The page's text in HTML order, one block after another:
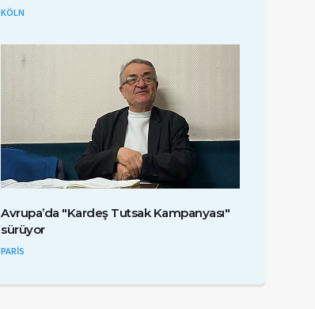
KÖLN
Avrupa’da "Kardeş Tutsak Kampanyası"
sürüyor
PARİS